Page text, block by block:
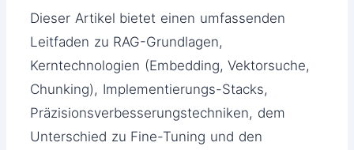
Dieser Artikel bietet einen umfassenden
Leitfaden zu RAG-Grundlagen,
Kerntechnologien (Embedding, Vektorsuche,
Chunking), Implementierungs-Stacks,
Präzisionsverbesserungstechniken, dem
Unterschied zu Fine-Tuning und den